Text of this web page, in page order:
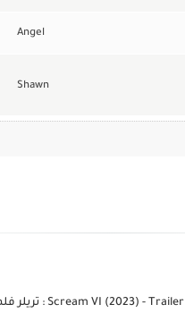
Angel
Shawn
Scream VI (2023) - Trailer : تريلر فلم